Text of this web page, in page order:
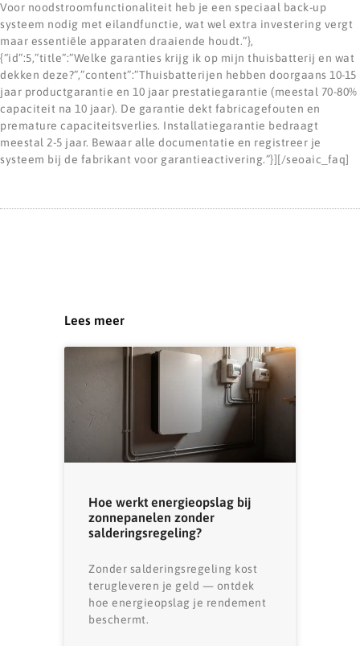
Voor noodstroomfunctionaliteit heb je een speciaal back-up
systeem nodig met eilandfunctie, wat wel extra investering vergt
maar essentiële apparaten draaiende houdt.”},
{“id”:5,”title”:”Welke garanties krijg ik op mijn thuisbatterij en wat
dekken deze?”,”content”:”Thuisbatterijen hebben doorgaans 10-15
jaar productgarantie en 10 jaar prestatiegarantie (meestal 70-80%
capaciteit na 10 jaar). De garantie dekt fabricagefouten en
premature capaciteitsverlies. Installatiegarantie bedraagt
meestal 2-5 jaar. Bewaar alle documentatie en registreer je
systeem bij de fabrikant voor garantieactivering.”}][/seoaic_faq]
Lees meer
Hoe werkt energieopslag bij
zonnepanelen zonder
salderingsregeling?
Zonder salderingsregeling kost
terugleveren je geld — ontdek
hoe energieopslag je rendement
beschermt.